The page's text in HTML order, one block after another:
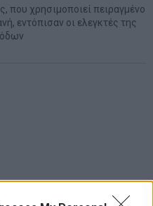
που χρησιμοποιεί πειραγμένο
εντόπισαν οι ελεγκτές της